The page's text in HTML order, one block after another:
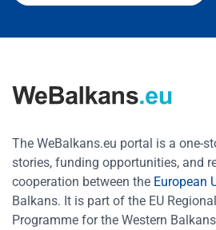
The WeBalkans.eu portal is a one-
stories, funding opportunities, and
cooperation between the European
Balkans. It is part of the EU
Programme for the Western